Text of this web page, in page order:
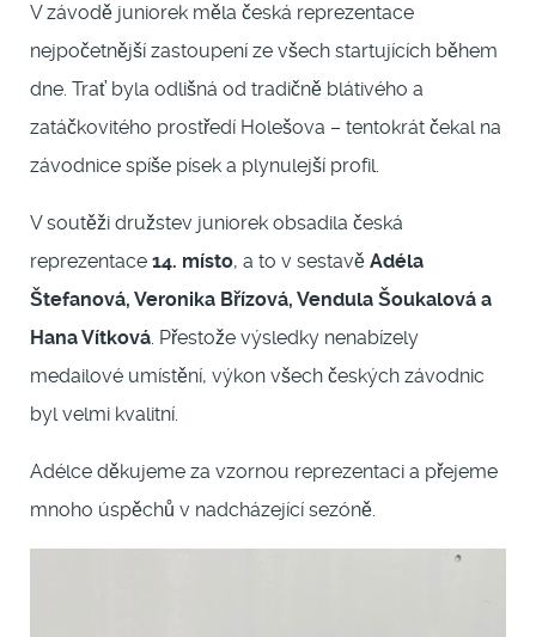
V závodě juniorek měla česká reprezentace
nejpočetnější zastoupení ze všech startujících během
dne. Trať byla odlišná od tradičně blátivého a
zatáčkovitého prostředí Holešova – tentokrát čekal na
závodnice spíše písek a plynulejší profil.
V soutěži družstev juniorek obsadila česká
reprezentace 14. místo, a to v sestavě Adéla
Štefanová, Veronika Břízová, Vendula Šoukalová a
Hana Vítková. Přestože výsledky nenabízely
medailové umístění, výkon všech českých závodnic
byl velmi kvalitní.
Adélce děkujeme za vzornou reprezentaci a přejeme
mnoho úspěchů v nadcházející sezóně.